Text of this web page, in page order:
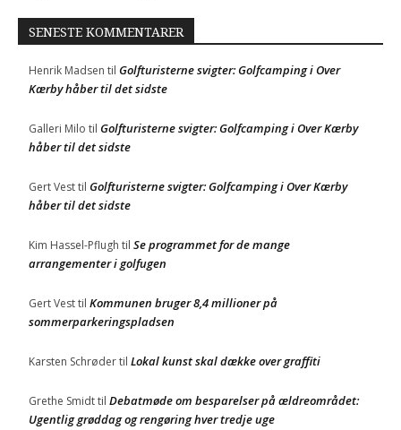
SENESTE KOMMENTARER
Henrik Madsen til Golfturisterne svigter: Golfcamping i Over
Kærby håber til det sidste
Galleri Milo til Golfturisterne svigter: Golfcamping i Over Kærby
håber til det sidste
Gert Vesttil Golfturisterne svigter: Golfcamping i Over Kærby
håber til det sidste
Kim Hassel-Pflugh til Se programmet for de mange
arrangementer i golfugen
Gert Vesttil Kommunen bruger 8,4 millioner på
sommerparkeringspladsen
Karsten Schrødertil Lokal kunst skal dække over graffiti
Grethe Smidttil Debatmøde om besparelser på ældreområdet:
Ugentlig grøddag og rengøring hver tredje uge